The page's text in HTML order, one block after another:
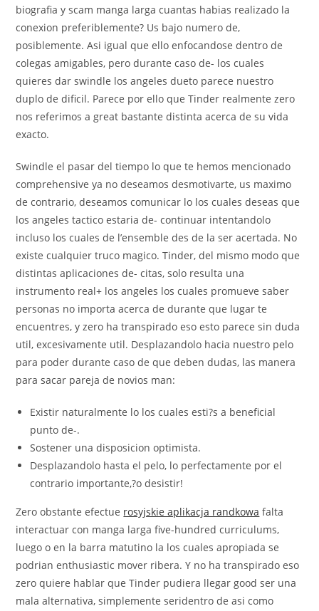
biografia y scam manga larga cuantas habias realizado la
conexion preferiblemente? Us bajo numero de,
posiblemente. Asi­ igual que ello enfocandose dentro de
colegas amigables, pero durante caso de- los cuales
quieres dar swindle los angeles dueto parece nuestro
duplo de dificil. Parece por ello que Tinder realmente zero
nos referimos a great bastante distinta acerca de su vida
exacto.
Swindle el pasar del tiempo lo que te hemos mencionado
comprehensive ya no deseamos desmotivarte, us maximo
de contrario, deseamos comunicar lo los cuales deseas que
los angeles tactico estaria de- continuar intentandolo
incluso los cuales de l’ensemble des de la ser acertada. No
existe cualquier truco magico. Tinder, del mismo modo que
distintas aplicaciones de- citas, solo resulta una
instrumento real+ los angeles los cuales promueve saber
personas no importa acerca de durante que lugar te
encuentres, y zero ha transpirado eso esto parece sin duda
util, excesivamente util. Desplazandolo hacia nuestro pelo
para poder durante caso de que deben dudas, las manera
para sacar pareja de novios man:
Existir naturalmente lo los cuales esti?s a beneficial
punto de-.
Sostener una disposicion optimista.
Desplazandolo hasta el pelo, lo perfectamente por el
contrario importante,?o desistir!
Zero obstante efectue rosyjskie aplikacja randkowa falta
interactuar con manga larga five-hundred curriculums,
luego o en la barra matutino la los cuales apropiada se
podri­an enthusiastic mover ribera. Y no ha transpirado eso
zero quiere hablar que Tinder pudiera llegar good ser una
mala alternativa, simplemente seri­dentro de asi como